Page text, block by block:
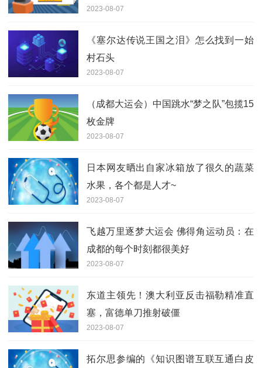
2023-08-07
《塞尔达传说王国之泪》怎么找到一始
村石头
2023-08-07
（成都大运会）中国跳水“梦之队”包揽15
枚金牌
2023-08-07
日本网友晒出自家冰箱放了很久的蔬菜
水果，各个都是人才~
2023-08-07
飞越万里逐梦大运会 佛得角运动员：在
成都的每个时刻都很美好
2023-08-07
东道主领先！澳大利亚反击福勒精准直
塞，富德单刀推射破僵
2023-08-07
拓尔思参编的《知识图谱互联互通白皮